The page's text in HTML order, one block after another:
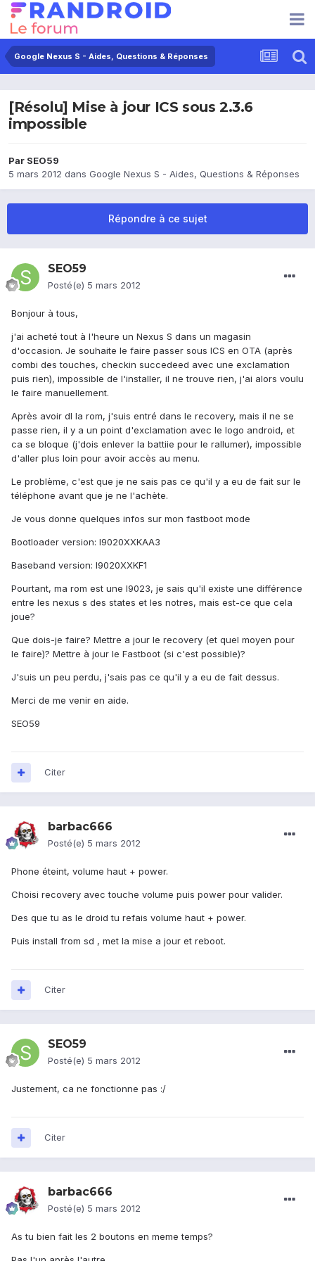
Google Nexus S - Aides, Questions & Réponses
[Résolu] Mise à jour ICS sous 2.3.6
impossible
Par SEO59
5 mars 2012 dans Google Nexus S - Aides, Questions & Réponses
Répondre à ce sujet
SEO59
Posté(e) 5 mars 2012
Bonjour à tous,
j'ai acheté tout à l'heure un Nexus S dans un magasin
d'occasion. Je souhaite le faire passer sous ICS en OTA (après
combi des touches, checkin succedeed avec une exclamation
puis rien), impossible de l'installer, il ne trouve rien, j'ai alors voulu
le faire manuellement.
Après avoir dl la rom, j'suis entré dans le recovery, mais il ne se
passe rien, il y a un point d'exclamation avec le logo android, et
ca se bloque (j'dois enlever la battiie pour le rallumer), impossible
d'aller plus loin pour avoir accès au menu.
Le problème, c'est que je ne sais pas ce qu'il y a eu de fait sur le
téléphone avant que je ne l'achète.
Je vous donne quelques infos sur mon fastboot mode
Bootloader version: I9020XXKAA3
Baseband version: I9020XXKF1
Pourtant, ma rom est une I9023, je sais qu'il existe une différence
entre les nexus s des states et les notres, mais est-ce que cela
joue?
Que dois-je faire? Mettre a jour le recovery (et quel moyen pour
le faire)? Mettre à jour le Fastboot (si c'est possible)?
J'suis un peu perdu, j'sais pas ce qu'il y a eu de fait dessus.
Merci de me venir en aide.
SEO59
Citer
barbac666
Posté(e) 5 mars 2012
Phone éteint, volume haut + power.
Choisi recovery avec touche volume puis power pour valider.
Des que tu as le droid tu refais volume haut + power.
Puis install from sd , met la mise a jour et reboot.
Citer
SEO59
Posté(e) 5 mars 2012
Justement, ca ne fonctionne pas :/
Citer
barbac666
Posté(e) 5 mars 2012
As tu bien fait les 2 boutons en meme temps?